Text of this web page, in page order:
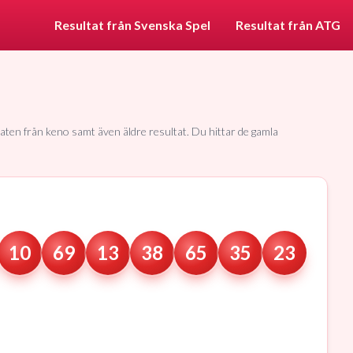
Resultat från Svenska Spel Resultat från ATG
från keno samt även äldre resultat. Du hittar de gamla
10 69 13 38 65 35
23